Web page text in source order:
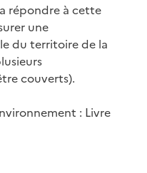
répondre à cette
une
du territoire de la
couverts).
: Livre